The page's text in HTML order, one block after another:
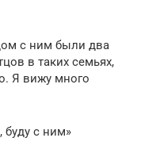
с ним были два
в таких семьях,
Я вижу много
с ним»